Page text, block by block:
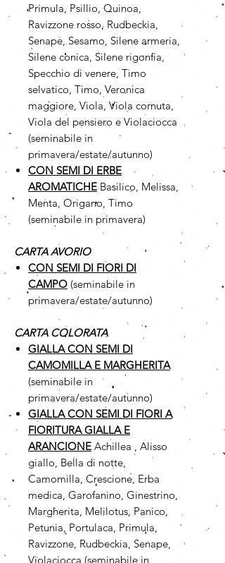
Primula, Psillio, Quinoa,
Ravizzone rosso, Rudbeckia,
Senape, Sesamo, Silene armeria,
Silene conica, Silene rigonfia,
Specchio di venere, Timo
selvatico, Timo, Veronica
maggiore, Viola, Viola cornuta,
Viola del pensiero e Violaciocca
(seminabile in
primavera/estate/autunno)
CON SEMI DI ERBE
AROMATICHE Basilico, Melissa,
Menta, Origano, Timo
(seminabile in primavera)
CARTA AVORIO
CON SEMI DI FIORI DI
CAMPO (seminabile in
primavera/estate/autunno)
CARTA COLORATA
GIALLA CON SEMI DI
CAMOMILLA E MARGHERITA
(seminabile in
primavera/estate/autunno)
GIALLA CON SEMI DI FIORI A
FIORITURA GIALLA E
ARANCIONE Achillea , Alisso
giallo, Bella di notte,
Camomilla, Crescione, Erba
medica, Garofanino, Ginestrino,
Margherita, Melilotus, Panico,
Petunia, Portulaca, Primula,
Ravizzone, Rudbeckia, Senape,
Violaciocca (seminabile in